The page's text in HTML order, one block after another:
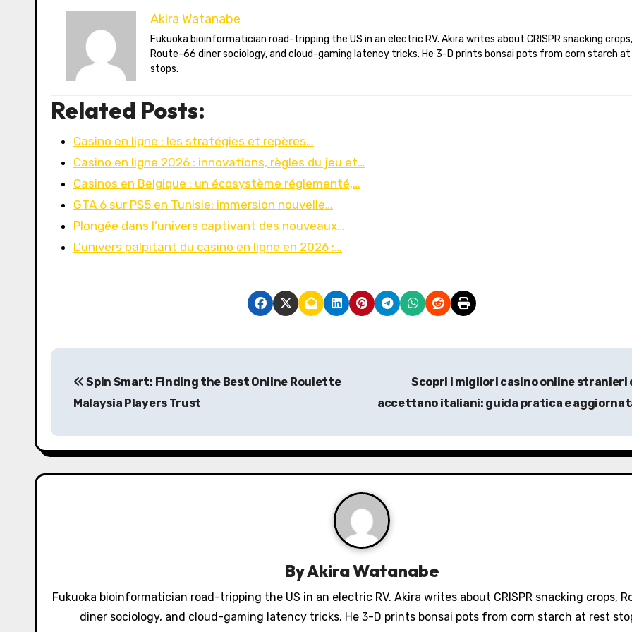
Akira Watanabe
Fukuoka bioinformatician road-tripping the US in an electric RV. Akira writes about CRISPR snacking crops,
Route-66 diner sociology, and cloud-gaming latency tricks. He 3-D prints bonsai pots from corn starch
stops.
Related Posts:
Casino en ligne : les stratégies et repères…
Casino en ligne 2026 : innovations, règles du jeu et…
Casinos en Belgique : un écosystème réglementé,…
GTA 6 sur PS5 en Tunisie: immersion nouvelle…
Plongée dans l’univers captivant des nouveaux…
L’univers palpitant du casino en ligne en 2026 :…
P
t
n
g
Spin Smart: Finding the Best Online Roulette
Malaysia Players Trust
Scopri i migliori casino online stranieri
accettano italiani: guida pratica e
ByAkira Watanabe
Fukuoka bioinformatician road-tripping the US in an electric RV. Akira writes about CRISPR snacking crops,
diner sociology, and cloud-gaming latency tricks. He 3-D prints bonsai pots from corn starch at rest